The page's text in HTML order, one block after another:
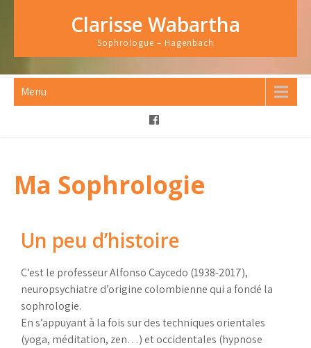
Clarisse Wabartha
Sophrologue – Hagenbach
Menu
Ma Sophrologie
Un peu d’histoire
C’est le professeur Alfonso Caycedo (1938-2017),
neuropsychiatre d’origine colombienne qui a fondé la
sophrologie.
En s’appuyant à la fois sur des techniques orientales
(yoga, méditation, zen…) et occidentales (hypnose